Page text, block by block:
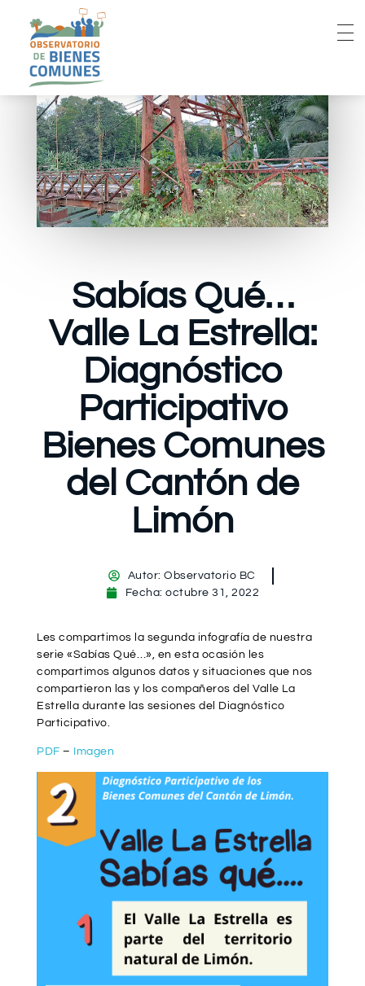
Sabías Qué…
Valle La Estrella:
Diagnóstico
Participativo
Bienes Comunes
del Cantón de
Limón
Autor: Observatorio BC
Fecha: octubre 31, 2022
Les compartimos la segunda infografía de nuestra
serie «Sabías Qué…», en esta ocasión les
compartimos algunos datos y situaciones que nos
compartieron las y los compañeros del Valle La
Estrella durante las sesiones del Diagnóstico
Participativo.
PDF – Imagen